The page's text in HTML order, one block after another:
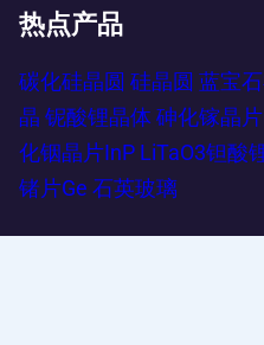
热点产品
碳化硅晶圆 硅晶圆 蓝宝
晶 铌酸锂晶体 砷化镓晶
化铟晶片InP LiTaO3钽酸
锗片Ge 石英玻璃